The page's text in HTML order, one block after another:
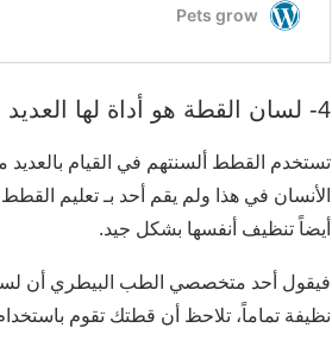
4- لسان القطة هو أداة لها العديد من الوظائف
تستخدم القطط ألسنتهم في القيام
الأنسان في هذا ولم يقم أحد بـ تعليم
أيضاً تنظيف أنفسها بشكل جيد.
فيقول أحد متخصصي الطب البيطري أن
نظيفة تماماً، تلاحظ أن قطتك تقوم